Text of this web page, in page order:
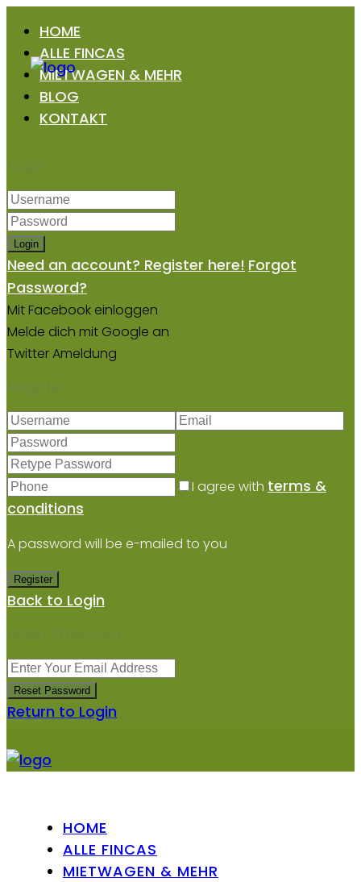
HOME
ALLE FINCAS
MIETWAGEN & MEHR
BLOG
KONTAKT
Login
Login
Need an account? Register here! Forgot
Password?
Mit Facebook einloggen
Melde dich mit Google an
Twitter Ameldung
Register
I agree with terms &
conditions
A password will be e-mailed to you
Register
Back to Login
Reset Password
Reset Password
Return to Login
HOME
ALLE FINCAS
MIETWAGEN & MEHR